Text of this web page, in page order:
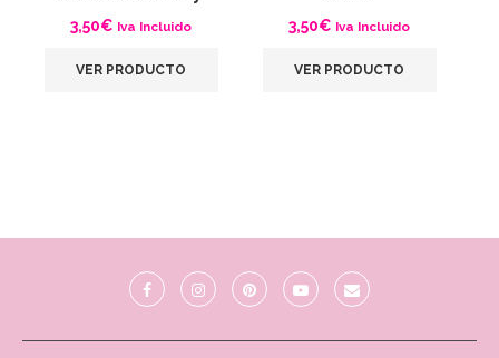
3,50€ Iva Incluido
VER PRODUCTO
3,50€ Iva Incluido
VER PRODUCTO